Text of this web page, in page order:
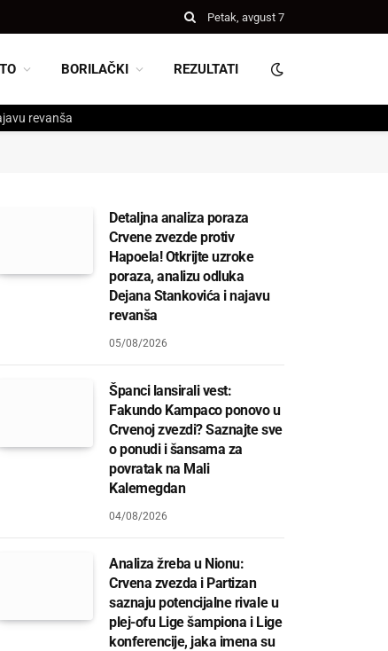
Petak, avgust 7
BORILAČKI REZULTATI
revanša
Detaljna analiza poraza
Crvene zvezde protiv
Hapoela! Otkrijte uzroke
poraza, analizu odluka
Dejana Stankovića i najavu
revanša
05/08/2026
Španci lansirali vest:
Fakundo Kampaco ponovo u
Crvenoj zvezdi? Saznajte sve
o ponudi i šansama za
povratak na Mali
Kalemegdan
04/08/2026
Analiza žreba u Nionu:
Crvena zvezda i Partizan
saznaju potencijalne rivale u
plej-ofu Lige šampiona i Lige
konferencije, jaka imena su